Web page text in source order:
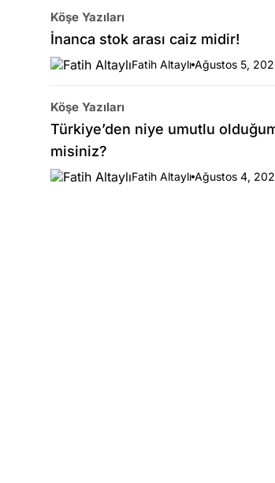
Köşe Yazıları
İnanca stok arası caiz midir!
Fatih Altaylı Ağustos 5,
Köşe Yazıları
Türkiye’den niye umutlu
misiniz?
Fatih Altaylı Ağustos 4,